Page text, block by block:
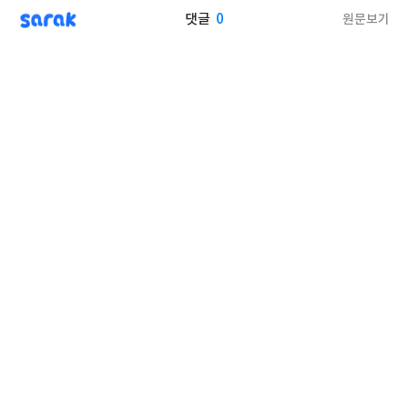
sarak 댓글 0 원문보기